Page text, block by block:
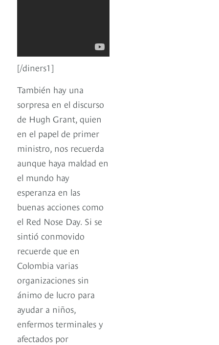
[/diners1]
También hay una
sorpresa en el discurso
de Hugh Grant, quien
en el papel de primer
ministro, nos recuerda
aunque haya maldad en
el mundo hay
esperanza en las
buenas acciones como
el Red Nose Day. Si se
sintió conmovido
recuerde que en
Colombia varias
organizaciones sin
ánimo de lucro para
ayudar a niños,
enfermos terminales y
afectados por